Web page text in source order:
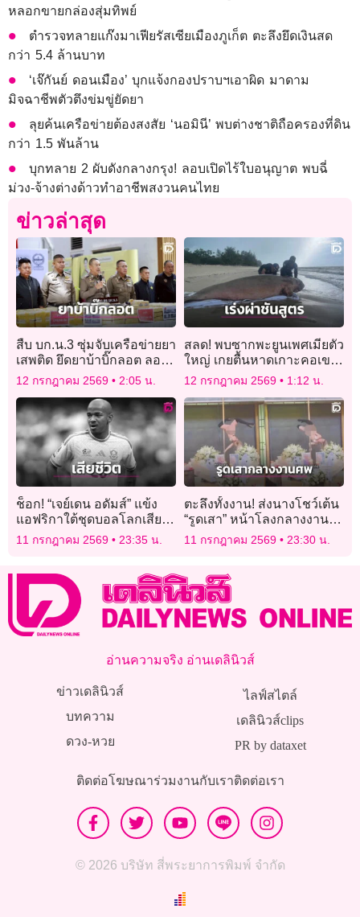
หลอกขายกล่องสุ่มทิพย์
ตำรวจทลายแก๊งมาเฟียรัสเซียเมืองภูเก็ต ตะลึงยึดเงินสด
กว่า 5.4 ล้านบาท
‘เจ๊กันย์ ดอนเมือง’ บุกแจ้งกองปราบฯเอาผิด มาดาม
มิจฉาชีพตัวตึงข่มขู่ยัดยา
ลุยค้นเครือข่ายต้องสงสัย ‘นอมินี’ พบต่างชาติถือครองที่ดิน
กว่า 1.5 พันล้าน
บุกทลาย 2 ผับดังกลางกรุง! ลอบเปิดไร้ใบอนุญาต พบฉี่
ม่วง-จ้างต่างด้าวทำอาชีพสงวนคนไทย
ข่าวล่าสุด
สืบ บก.น.3 ซุ่มจับเครือข่ายยา
เสพติด ยึดยาบ้าบิ๊กลอต ลอบ
ขนเข้ากรุง
12 กรกฎาคม 2569 2:05 น.
สลด! พบซากพะยูนเพศเมียตัว
ใหญ่ เกยตื้นหาดเกาะคอเขา
พังงา เร่งผ่าชันสูตรหาสาเหตุ
12 กรกฎาคม 2569 1:12 น.
ช็อก! “เจย์เดน อดัมส์” แข้ง
แอฟริกาใต้ชุดบอลโลกเสีย
ชีวิต
11 กรกฎาคม 2569 23:35 น.
ตะลึงทั้งงาน! ส่งนางโชว์เต้น
“รูดเสา” หน้าโลงกลางงาน
พิธีศพเจ้าของบาร์เก่าย่าน
“โคมแดง”
11 กรกฎาคม 2569 23:30 น.
อ่านความจริง อ่านเดลินิวส์
ข่าวเดลินิวส์
บทความ
ดวง-หวย
ไลฟ์สไตล์
เดลินิวส์clips
PR by dataxet
ติดต่อโฆษณาร่วมงานกับเราติดต่อเรา
© 2026 บริษัท สี่พระยาการพิมพ์ จำกัด